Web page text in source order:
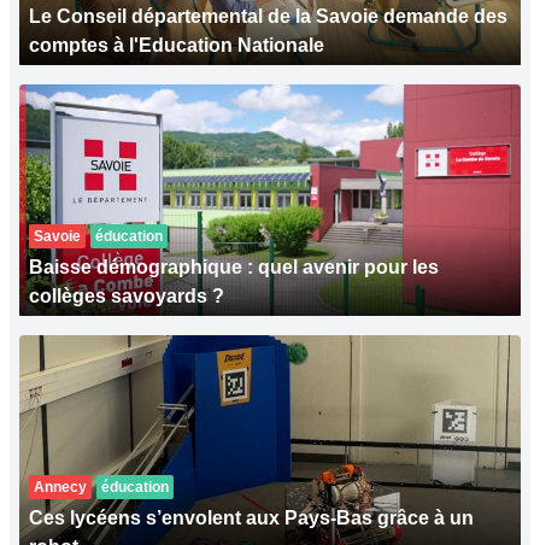
Le Conseil départemental de la Savoie demande des
comptes à l'Education Nationale
Savoie éducation
Baisse démographique : quel avenir pour les
collèges savoyards ?
Annecy éducation
Ces lycéens s’envolent aux Pays-Bas grâce à un